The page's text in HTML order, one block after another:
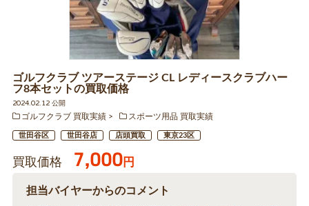
ゴルフクラブ ツアーステージ CL レディースクラブハー
フ8本セットの買取価格
2024.02.12 公開
ゴルフクラブ 買取実績
スポーツ用品 買取実績
世田谷区 世田谷店 店頭買取 東京23区
買取価格 7,000円
担当バイヤーからのコメント